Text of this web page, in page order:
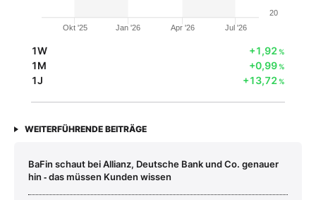
Okt '25 Jan '26 Apr '26 Jul '26
20
1W +1,92%
1M +0,99%
1J +13,72%
WEITERFÜHRENDE BEITRÄGE
BaFin schaut bei Allianz, Deutsche Bank und Co. genauer
hin ‑ das müssen Kunden wissen